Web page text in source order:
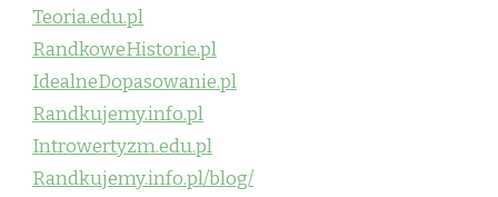
Teoria.edu.pl
RandkoweHistorie.pl
IdealneDopasowanie.pl
Randkujemy.info.pl
Introwertyzm.edu.pl
Randkujemy.info.pl/blog/